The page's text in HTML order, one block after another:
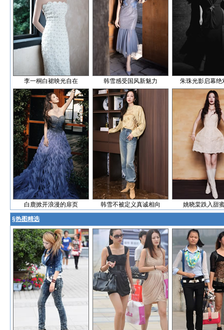
李一桐白裙映光自在 韩雪感受国风新魅力 朱珠光影启幕绝
白鹿掀开浪漫的扉页 韩雪不被定义真诚相向 姚晓棠跌入甜
§热图精选